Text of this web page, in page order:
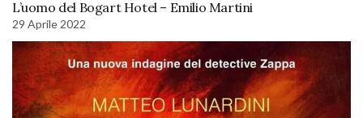
L’uomo del Bogart Hotel – Emilio Martini
29 Aprile 2022